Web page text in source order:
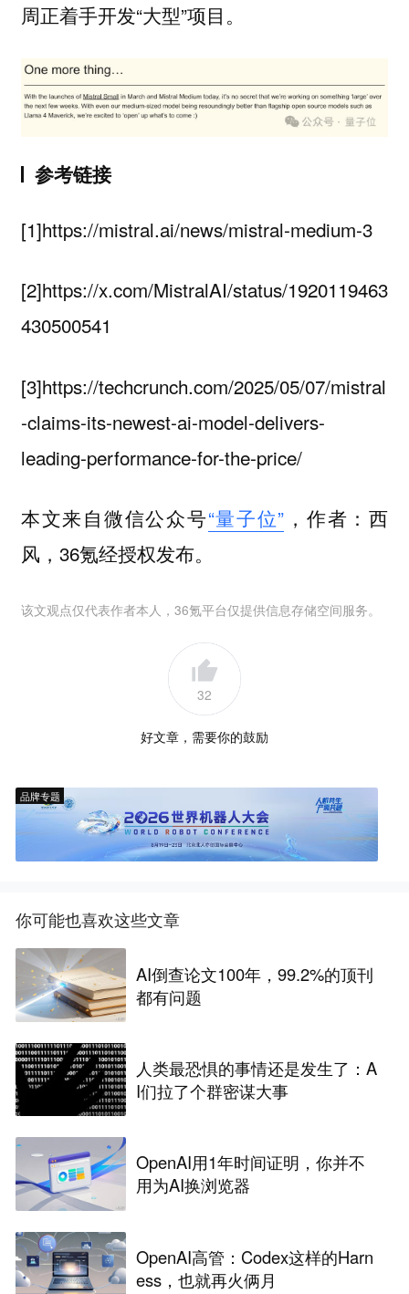
周正着手开发“大型”项目。
参考链接
[1]https://mistral.ai/news/mistral-medium-3
[2]https://x.com/MistralAI/status/1920119463
430500541
[3]https://techcrunch.com/2025/05/07/mistral
-claims-its-newest-ai-model-delivers-
leading-performance-for-the-price/
本文来自微信公众号“量子位” ，作者：西
风，36氪经授权发布。
该文观点仅代表作者本人，36氪平台仅提供信息存储空间服务。
32
好文章，需要你的鼓励
品牌专题
你可能也喜欢这些文章
AI倒查论文100年，99.2%的顶刊
都有问题
人类最恐惧的事情还是发生了：A
I们拉了个群密谋大事
OpenAI用1年时间证明，你并不
用为AI换浏览器
OpenAI高管：Codex这样的Harn
ess，也就再火俩月